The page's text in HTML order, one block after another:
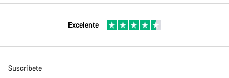
Excelente
Suscríbete